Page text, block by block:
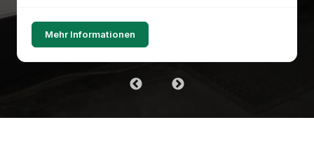
Mehr Informationen